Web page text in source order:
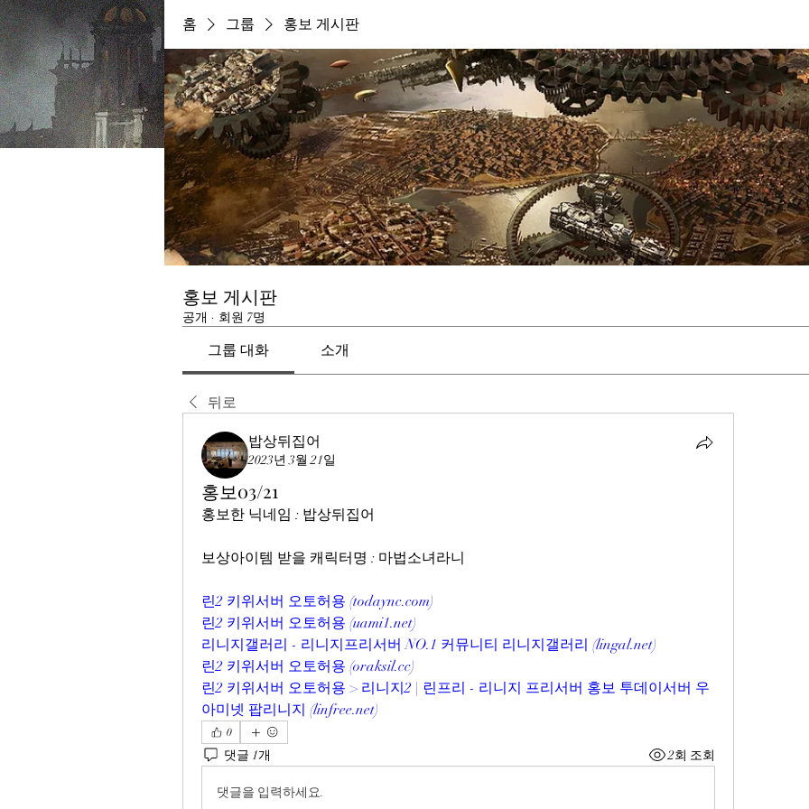
홈 그룹 홍보 게시판
홍보 게시판
공개 · 회원 7명
그룹 대화 소개
뒤로
밥상뒤집어
2023년 3월 21일
홍보03/21
홍보한 닉네임 : 밥상뒤집어
보상아이템 받을 캐릭터명 : 마법소녀라니
린2 키위서버 오토허용 (todaync.com)
린2 키위서버 오토허용 (uami1.net)
리니지갤러리 - 리니지프리서버 NO.1 커뮤니티 리니지갤러리 (lingal.net)
린2 키위서버 오토허용 (oraksil.cc)
린2 키위서버 오토허용 > 리니지2 | 린프리 - 리니지 프리서버 홍보 투데이서버 우
아미넷 팝리니지 (linfree.net)
0
댓글 1개 2회 조회
댓글을 입력하세요.